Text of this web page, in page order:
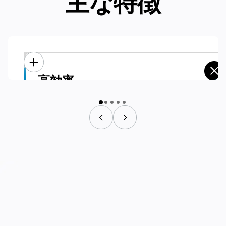
高効率
ランタイムの延長：
24時間365日稼働可能な自動充電ステーションを装備し、効
高効率